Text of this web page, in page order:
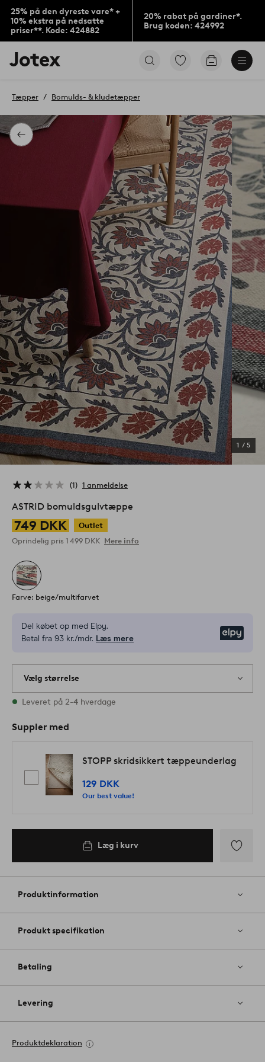
25% på den dyreste vare* +
10% ekstra på nedsatte
priser**. Kode: 424882
20% rabat på gardiner*.
Brug koden: 424992
Jotex
logo
til
Gå
Gå
Tilbage
Tæpper Bomulds- & kludetæpper
1 / 5
1 1 anmeldelse
ASTRID bomuldsgulvtæppe
749 DKK
Outlet
Oprindelig pris 1 499 DKK Mere info
Farve: beige/multifarvet
Del købet op med Elpy.
Betal fra 93 kr./mdr. Læs mere
Vælg størrelse
1 størrelser er på lager
Leveret på 2-4 hverdage
Suppler med
STOPP skridsikkert tæppeunderlag
129 DKK
Our best value!
Læg i kurv
til
Produktinformation
Produkt specifikation
Betaling
Levering
Produktdeklaration